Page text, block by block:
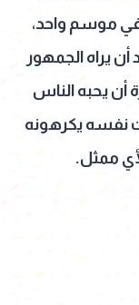
موسم واحد،
أن يراه الجمهور
أن يحبه الناس
نفسه يكرهونه
ممثل.